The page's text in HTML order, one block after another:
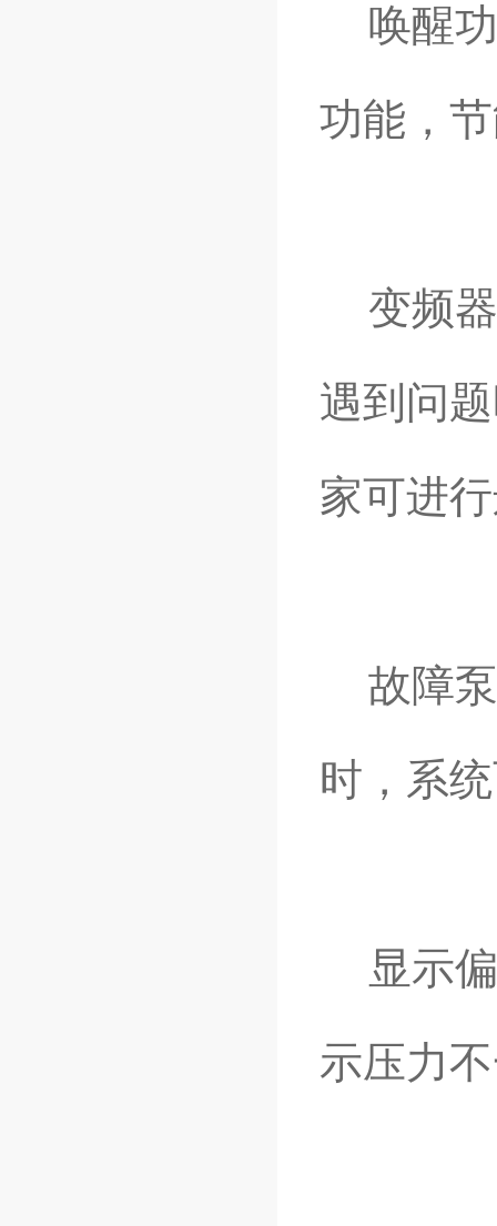
唤醒功
功能，
变频器
遇到问
家可进
故障泵
时，系
显示偏
示压力